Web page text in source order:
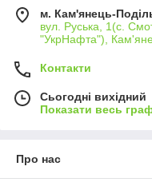
м. Кам'янець-
вул. Руська, 1(с.
"УкрНафта"),
Контакти
Сьогодні вихідний
Показати весь
Про нас